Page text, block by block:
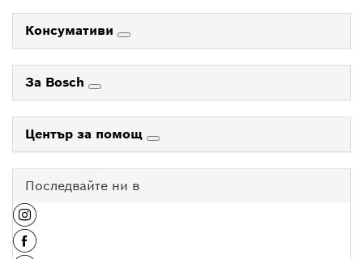
Консумативи
За Bosch
Център за помощ
Последвайте ни в